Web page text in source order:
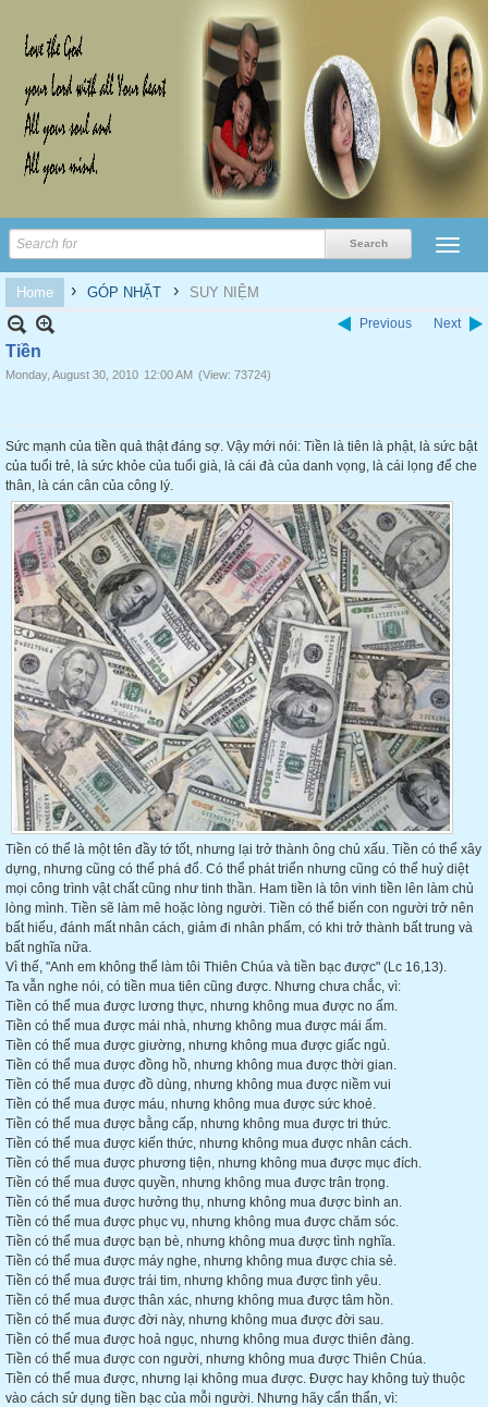
Home › GÓP NHẶT › SUY NIỆM
Previous Next
Tiền
Monday, August 30, 2010 12:00 AM (View: 73724)
Sức mạnh của tiền quả thật đáng sợ. Vậy mới nói: Tiền là tiên là phật, là sức bật
của tuổi trẻ, là sức khỏe của tuổi già, là cái đà của danh vọng, là cái lọng để che
thân, là cán cân của công lý.
Tiền có thể là một tên đầy tớ tốt, nhưng lại trở thành ông chủ xấu. Tiền có thể xây
dựng, nhưng cũng có thể phá đổ. Có thể phát triển nhưng cũng có thể huỷ diệt
mọi công trình vật chất cũng như tinh thần. Ham tiền là tôn vinh tiền lên làm chủ
lòng mình. Tiền sẽ làm mê hoặc lòng người. Tiền có thể biến con người trở nên
bất hiếu, đánh mất nhân cách, giảm đi nhân phẩm, có khi trở thành bất trung và
bất nghĩa nữa.
Vì thế, "Anh em không thể làm tôi Thiên Chúa và tiền bạc được" (Lc 16,13).
Ta vẫn nghe nói, có tiền mua tiên cũng được. Nhưng chưa chắc, vì:
Tiền có thể mua được lương thực, nhưng không mua được no ấm.
Tiền có thể mua được mái nhà, nhưng không mua được mái ấm.
Tiền có thể mua được giường, nhưng không mua được giấc ngủ.
Tiền có thể mua được đồng hồ, nhưng không mua được thời gian.
Tiền có thể mua được đồ dùng, nhưng không mua được niềm vui
Tiền có thể mua được máu, nhưng không mua được sức khoẻ.
Tiền có thể mua được bằng cấp, nhưng không mua được tri thức.
Tiền có thể mua được kiến thức, nhưng không mua được nhân cách.
Tiền có thể mua được phương tiện, nhưng không mua được mục đích.
Tiền có thể mua được quyền, nhưng không mua được trân trọng.
Tiền có thể mua được hưởng thụ, nhưng không mua được bình an.
Tiền có thể mua được phục vụ, nhưng không mua được chăm sóc.
Tiền có thể mua được bạn bè, nhưng không mua được tình nghĩa.
Tiền có thể mua được máy nghe, nhưng không mua được chia sẻ.
Tiền có thể mua được trái tim, nhưng không mua được tình yêu.
Tiền có thể mua được thân xác, nhưng không mua được tâm hồn.
Tiền có thể mua được đời này, nhưng không mua được đời sau.
Tiền có thể mua được hoả ngục, nhưng không mua được thiên đàng.
Tiền có thể mua được con người, nhưng không mua được Thiên Chúa.
Tiền có thể mua được, nhưng lại không mua được. Được hay không tuỳ thuộc
vào cách sử dụng tiền bạc của mỗi người. Nhưng hãy cẩn thẩn, vì: